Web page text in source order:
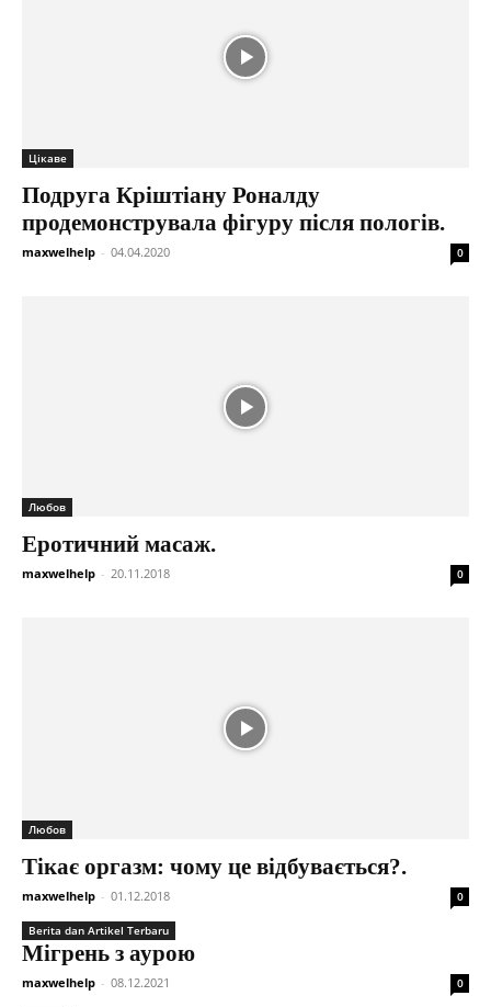
Цікаве
Подруга Кріштіану Роналду
продемонструвала фігуру після пологів.
maxwelhelp - 04.04.2020 0
Любов
Еротичний масаж.
maxwelhelp - 20.11.2018 0
Любов
Тікає оргазм: чому це відбувається?.
maxwelhelp - 01.12.2018 0
Berita dan Artikel Terbaru
Мігрень з аурою
maxwelhelp - 08.12.2021 0